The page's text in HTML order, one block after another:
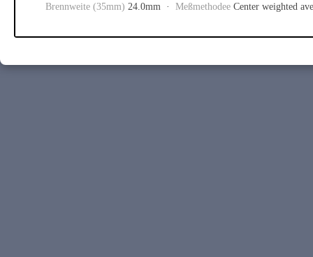
Brennweite (35mm) 24.0mm · Meßmethodee Center weighted